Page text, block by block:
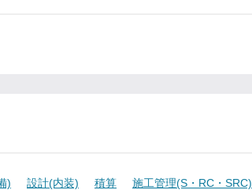
) 設計(内装) 積算
施工管理(S・RC・SRC)